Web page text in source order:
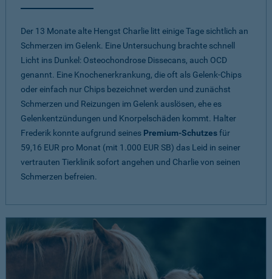
Der 13 Monate alte Hengst Charlie litt einige Tage sichtlich an
Schmerzen im Gelenk. Eine Untersuchung brachte schnell
Licht ins Dunkel: Osteochondrose Dissecans, auch OCD
genannt. Eine Knochenerkrankung, die oft als Gelenk-Chips
oder einfach nur Chips bezeichnet werden und zunächst
Schmerzen und Reizungen im Gelenk auslösen, ehe es
Gelenkentzündungen und Knorpelschäden kommt. Halter
Frederik konnte aufgrund seines Premium-Schutzesfür
59,16 EUR pro Monat (mit 1.000 EUR SB) das Leid in seiner
vertrauten Tierklinik sofort angehen und Charlie von seinen
Schmerzen befreien.